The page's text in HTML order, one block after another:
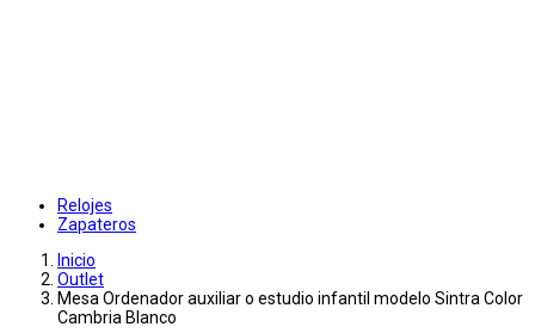
Relojes
Zapateros
Inicio
Outlet
Mesa Ordenador auxiliar o estudio infantil modelo Sintra Color
Cambria Blanco